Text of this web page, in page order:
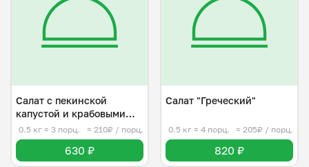
Салат с пекинской
капустой и крабовыми
палочками
0.5 кг ≈ 3 порц. ≈ 210₽ / порц.
630 ₽
Салат "Греческий"
0.5 кг ≈ 4 порц. ≈ 205₽ / порц.
820 ₽